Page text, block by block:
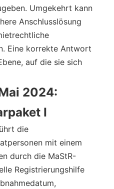
Umgekehrt kann
Anschlusslösung
Eine korrekte Antwort
auf die sie sich
2024:
I
die
mit einem
durch die MaStR-
Registrierungshilfe